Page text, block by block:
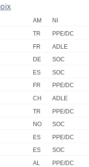
AM
NI
TR
PPE/DC
FR
ADLE
DE
SOC
ES
SOC
FR
PPE/DC
CH
ADLE
TR
PPE/DC
NO
SOC
ES
PPE/DC
ES
SOC
AL
PPE/DC